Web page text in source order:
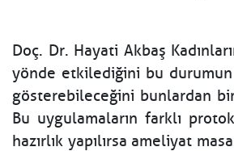
Doç. Dr. Hayati Akbaş
yönde etkilediğini bu durumun
gösterebileceğini bunlardan
Bu uygulamaların farklı
hazırlık yapılırsa ameliyat